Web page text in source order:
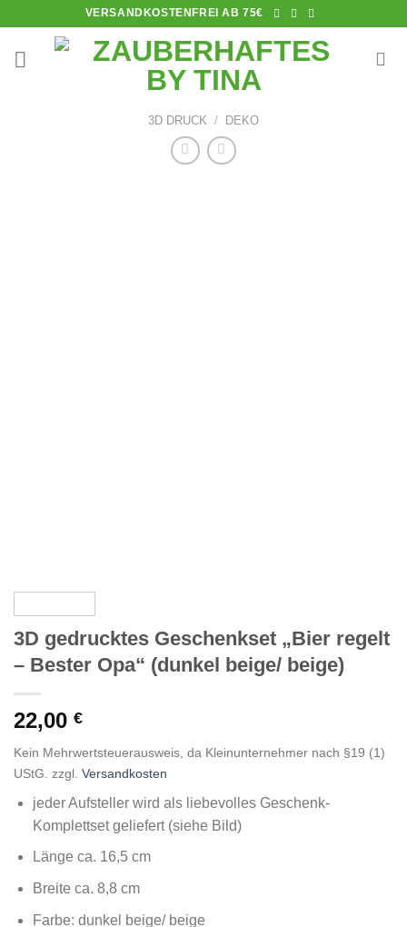
content
VERSANDKOSTENFREI AB 75€
3D DRUCK / DEKO
3D gedrucktes Geschenkset „Bier regelt
– Bester Opa“ (dunkel beige/ beige)
22,00 €
Kein Mehrwertsteuerausweis, da Kleinunternehmer nach §19 (1)
UStG. zzgl. Versandkosten
jeder Aufsteller wird als liebevolles Geschenk-
Komplettset geliefert (siehe Bild)
Länge ca. 16,5 cm
Breite ca. 8,8 cm
Farbe: dunkel beige/ beige